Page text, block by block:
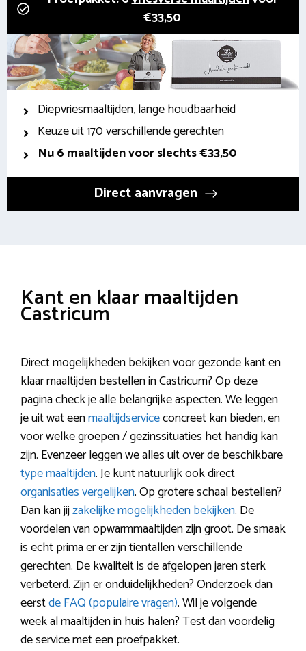
€33,50
Diepvriesmaaltijden, lange houdbaarheid
Keuze uit 170 verschillende gerechten
Nu 6 maaltijden voor slechts €33,50
Direct aanvragen
Kant en klaar maaltijden
Castricum
Direct mogelijkheden bekijken voor gezonde kant en
klaar maaltijden bestellen in Castricum? Op deze
pagina check je alle belangrijke aspecten. We leggen
je uit wat eenmaaltijdserviceconcreet kan bieden, en
voor welke groepen / gezinssituaties het handig kan
zijn. Evenzeer leggen we alles uit over de beschikbare
type maaltijden. Je kunt natuurlijk ook direct
organisaties vergelijken. Op grotere schaal bestellen?
Dan kan jijzakelijke mogelijkheden bekijken. De
voordelen van opwarmmaaltijden zijn groot. De smaak
is echt prima er er zijn tientallen verschillende
gerechten. De kwaliteit is de afgelopen jaren sterk
verbeterd. Zijn er onduidelijkheden? Onderzoek dan
eerstde FAQ (populaire vragen). Wil je volgende
week al maaltijden in huis halen? Test dan voordelig
de service met een proefpakket.